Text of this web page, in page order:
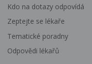
Kdo na dotazy odpovídá
Zeptejte se lékaře
Tematické poradny
Odpovědi lékařů